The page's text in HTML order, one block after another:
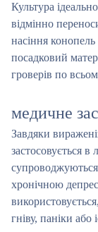
Культура
відмінно
насіння
посадковий
гроверів по
медичне
Завдяки
застосовується в
хронічною
гніву, паніки або